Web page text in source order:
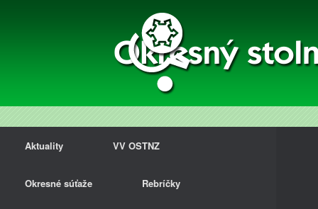
Aktuality VV OSTNZ
Okresné súťaže Rebríčky